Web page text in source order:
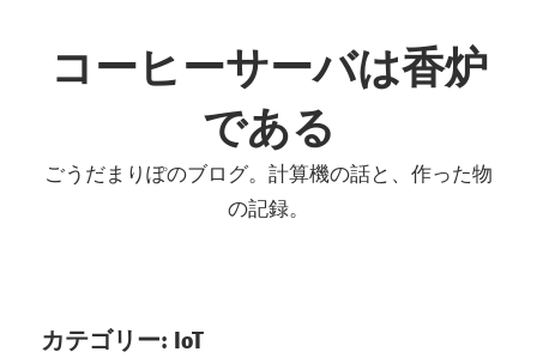
ン
テ
へ
プ
コーヒーサーバは香炉
である
ごうだまりぽのブログ。計算機の話と、作った物
の記録。
カテゴリー: IoT